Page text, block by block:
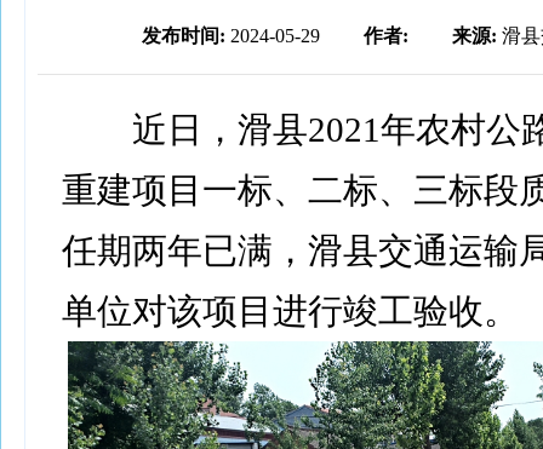
发布时间: 2024-05-29 作者: 来源: 滑
近日，滑县2021年农村公
重建项目一标、二标、三标段
任期两年已满，滑县交通运输
单位对该项目进行竣工验收。